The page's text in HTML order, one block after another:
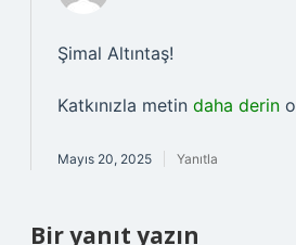
Şimal Altıntaş!
Katkınızla metin daha derin
Mayıs 20, 2025 Yanıtla
Bir yanıt yazın